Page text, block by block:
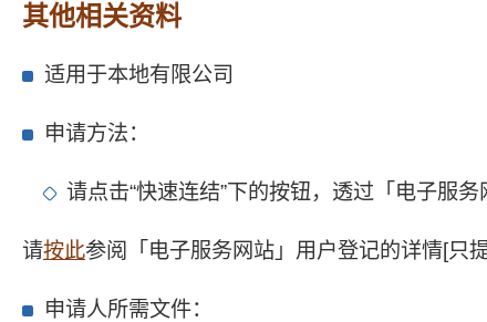
其他相关资料
适用于本地有限公司
申请方法：
请点击“快速连结”下的按钮，透过「电子服
请按此参阅「电子服务网站」用户登记的详情[只
申请人所需文件：